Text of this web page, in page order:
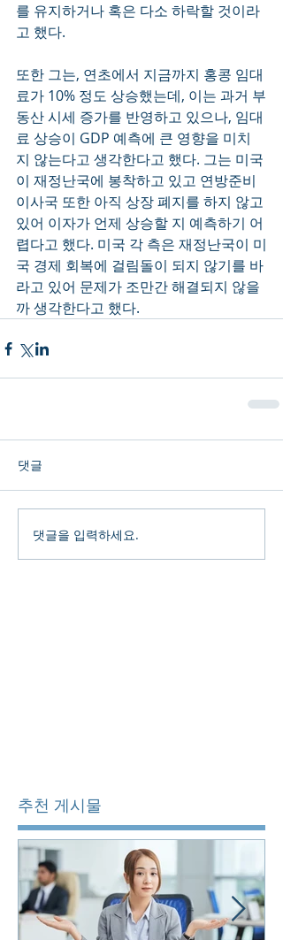
를 유지하거나 혹은 다소 하락할 것이라
고 했다.
또한 그는, 연초에서 지금까지 홍콩 임대
료가 10% 정도 상승했는데, 이는 과거 부
동산 시세 증가를 반영하고 있으나, 임대
료 상승이 GDP 예측에 큰 영향을 미치
지 않는다고 생각한다고 했다. 그는 미국
이 재정난국에 봉착하고 있고 연방준비
이사국 또한 아직 상장 폐지를 하지 않고
있어 이자가 언제 상승할 지 예측하기 어
렵다고 했다. 미국 각 측은 재정난국이 미
국 경제 회복에 걸림돌이 되지 않기를 바
라고 있어 문제가 조만간 해결되지 않을
까 생각한다고 했다.
댓글
댓글을 입력하세요.
추천 게시물